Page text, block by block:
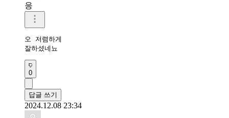
응
오 저렴하게
잘하셨네뇨
0
답글 쓰기
2024.12.08 23:34